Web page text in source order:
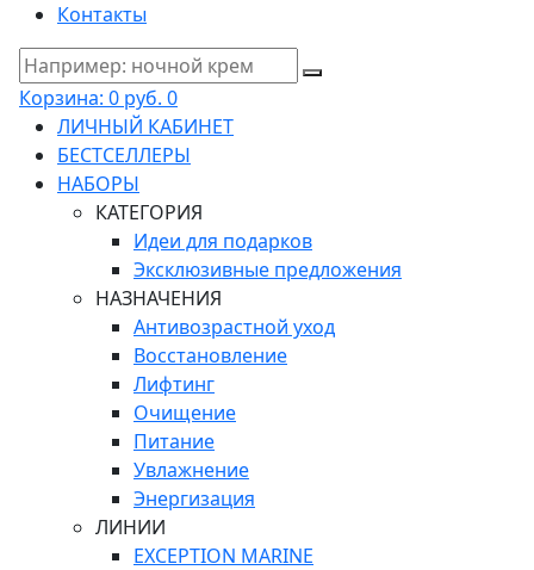
Контакты
Корзина: 0 руб. 0
ЛИЧНЫЙ КАБИНЕТ
БЕСТСЕЛЛЕРЫ
НАБОРЫ
КАТЕГОРИЯ
Идеи для подарков
Эксклюзивные предложения
НАЗНАЧЕНИЯ
Антивозрастной уход
Восстановление
Лифтинг
Очищение
Питание
Увлажнение
Энергизация
ЛИНИИ
EXCEPTION MARINE